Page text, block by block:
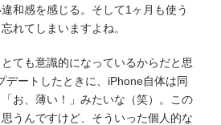
和感を感じる。そして1ヶ月も使う
れてしまいますよね。
ても意識的になっているからだと思
デートしたときに、iPhone自体は同
お、薄い！」みたいな（笑）。この
うんですけど、そういった個人的な